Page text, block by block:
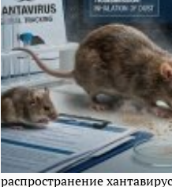
распространение